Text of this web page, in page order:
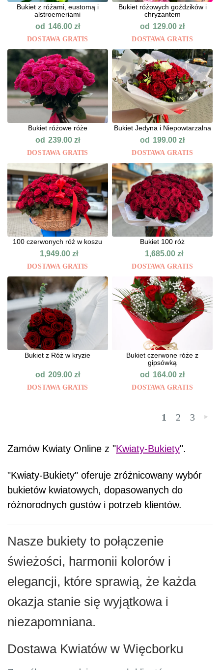
Bukiet z różami, eustomą i
alstroemeriami
od 146.00 zł
DOSTAWA GRATIS
Bukiet różowych goździków i
chryzantem
od 129.00zł
DOSTAWA GRATIS
Bukiet różowe róże
od 239.00 zł
DOSTAWA GRATIS
Bukiet Jedyna i Niepowtarzalna
od 199.00zł
DOSTAWA GRATIS
100 czerwonych róż w koszu
1,949.00zł
DOSTAWA GRATIS
Bukiet 100 róż
1,685.00 zł
DOSTAWA GRATIS
Bukiet z Róż w kryzie
od 209.00 zł
DOSTAWA GRATIS
Bukiet czerwone róże z
gipsówką
od 164.00zł
DOSTAWA GRATIS
1 2 3 »
Zamów Kwiaty Online z "Kwiaty-Bukiety".
"Kwiaty-Bukiety" oferuje zróżnicowany wybór
bukietów kwiatowych, dopasowanych do
różnorodnych gustów i potrzeb klientów.
Nasze bukiety to połączenie
świeżości, harmonii kolorów i
elegancji, które sprawią, że każda
okazja stanie się wyjątkowa i
niezapomniana.
Dostawa Kwiatów w Więcborku